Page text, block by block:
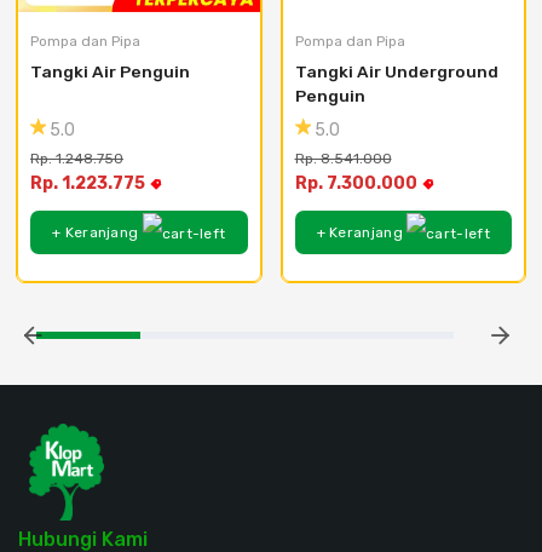
Pompa dan Pipa
Tangki Air Penguin
5.0
Rp. 1.248.750
Rp. 1.223.775
+ Keranjang
Pompa dan Pipa
Tangki Air Underground
Penguin
5.0
Rp. 8.541.000
Rp. 7.300.000
+ Keranjang
Hubungi Kami